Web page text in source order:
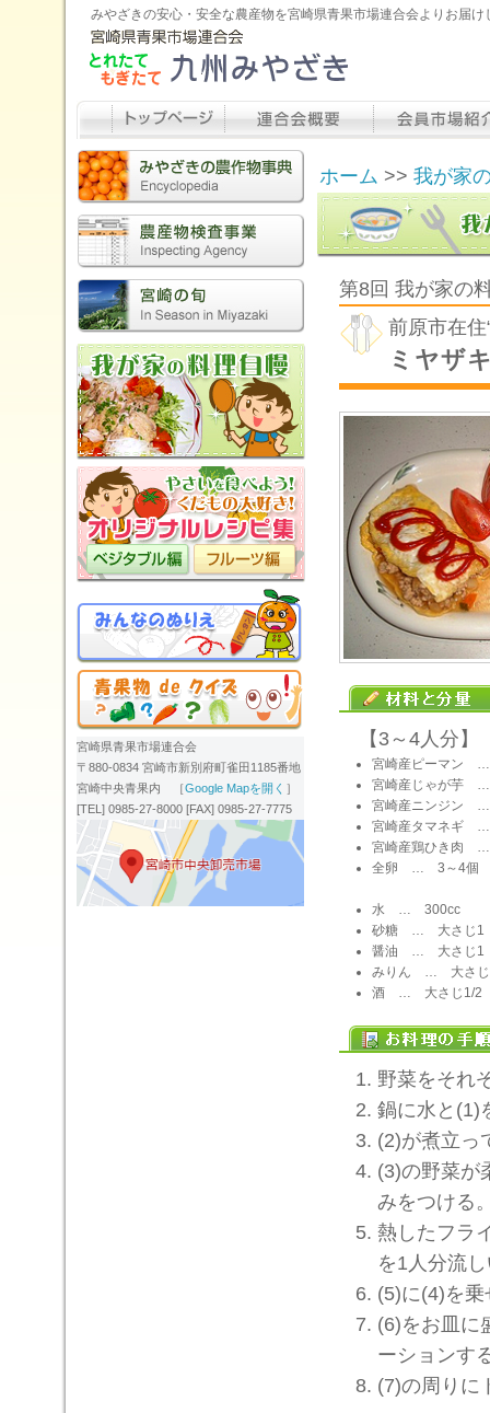
みやざきの安心・安全な農産物を宮崎県青果市場連合会よりお届け
ホーム >> 我が家
第8回 我が家
前原市在住
ミヤザ
【3～4人分】
宮崎産ピーマン
宮崎産じゃが芋
宮崎産ニンジン
宮崎産タマネギ
宮崎産鶏ひき肉
全卵 … 3～4個
水 … 300cc
砂糖 … 大さじ1
醤油 … 大さじ1
みりん … 大さじ
酒 … 大さじ1/2
野菜をそれ
鍋に水と(1)
(2)が煮立っ
(3)の野菜が
みをつける
熱したフラ
を1人分流
(5)に(4)を
(6)をお皿に
ーションす
(7)の周りに
宮崎県青果市場連合会
〒880-0834 宮崎市新別府町雀田1185番地
宮崎中央青果内 ［Google Mapを開く ］
[TEL] 0985-27-8000 [FAX] 0985-27-7775